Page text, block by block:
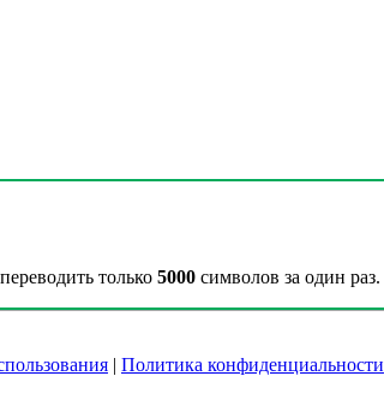
только 5000 символов за один раз.
| Политика конфиденциальности